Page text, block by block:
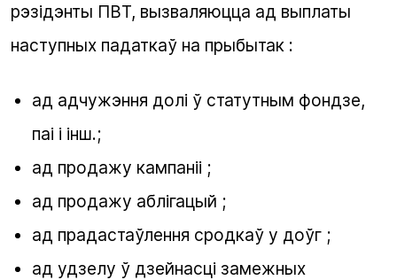
рэзідэнты ПВТ, вызваляюцца ад выплаты
наступных падаткаў на прыбытак :
ад адчужэння долі ў статутным фондзе,
паі і інш.;
ад продажу кампаніі ;
ад продажу аблігацый ;
ад прадастаўлення сродкаў у доўг ;
ад удзелу ў дзейнасці замежных